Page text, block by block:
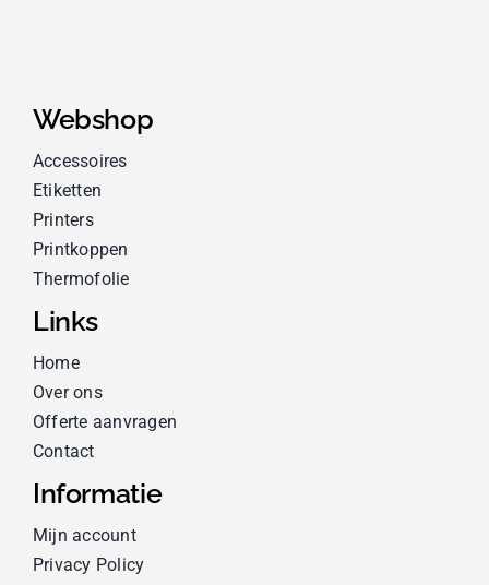
Webshop
Accessoires
Etiketten
Printers
Printkoppen
Thermofolie
Links
Home
Over ons
Offerte aanvragen
Contact
Informatie
Mijn account
Privacy Policy